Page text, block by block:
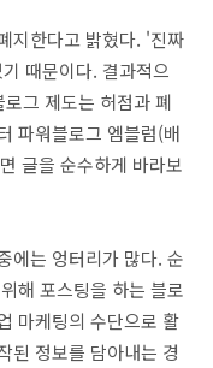
지한다고 밝혔다. '진짜
때문이다. 결과적으
그 제도는 허점과 폐
파워블로그 엠블럼(배
글을 순수하게 바라보
에는 엉터리가 많다. 순
해 포스팅을 하는 블로
마케팅의 수단으로 활
된 정보를 담아내는 경